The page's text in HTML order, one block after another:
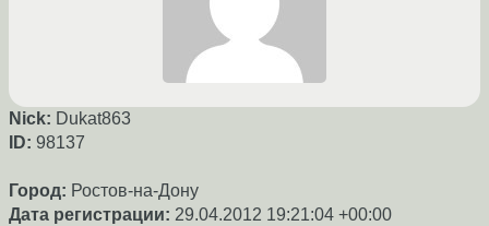
Nick: Dukat863
ID: 98137
Город: Ростов-на-Дону
Дата регистрации: 29.04.2012 19:21:04 +00:00